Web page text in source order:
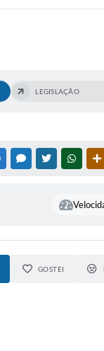
LEGISLAÇÃO
FACEBOOKMESSENGER
TWITTER
GOSTEI